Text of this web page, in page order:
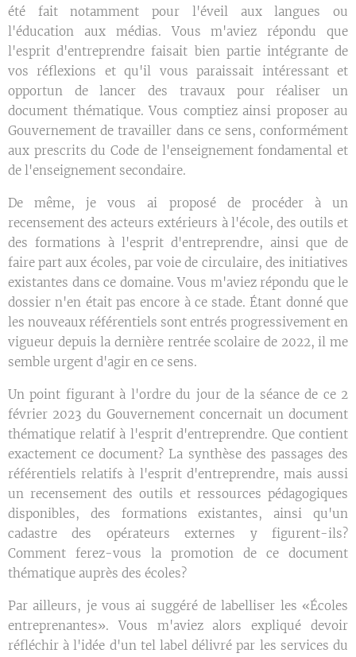
été fait notamment pour l'éveil aux langues ou
l'éducation aux médias. Vous m'aviez répondu que
l'esprit d'entreprendre faisait bien partie intégrante de
vos réflexions et qu'il vous paraissait intéressant et
opportun de lancer des travaux pour réaliser un
document thématique. Vous comptiez ainsi proposer au
Gouvernement de travailler dans ce sens, conformément
aux prescrits du Code de l'enseignement fondamental et
de l'enseignement secondaire.
De même, je vous ai proposé de procéder à un
recensement des acteurs extérieurs à l'école, des outils et
des formations à l'esprit d'entreprendre, ainsi que de
faire part aux écoles, par voie de circulaire, des initiatives
existantes dans ce domaine. Vous m'aviez répondu que le
dossier n'en était pas encore à ce stade. Étant donné que
les nouveaux référentiels sont entrés progressivement en
vigueur depuis la dernière rentrée scolaire de 2022, il me
semble urgent d'agir en ce sens.
Un point figurant à l'ordre du jour de la séance de ce 2
février 2023 du Gouvernement concernait un document
thématique relatif à l'esprit d'entreprendre. Que contient
exactement ce document? La synthèse des passages des
référentiels relatifs à l'esprit d'entreprendre, mais aussi
un recensement des outils et ressources pédagogiques
disponibles, des formations existantes, ainsi qu'un
cadastre des opérateurs externes y figurent-ils?
Comment ferez-vous la promotion de ce document
thématique auprès des écoles?
Par ailleurs, je vous ai suggéré de labelliser les «Écoles
entreprenantes». Vous m'aviez alors expliqué devoir
réfléchir à l'idée d'un tel label délivré par les services du